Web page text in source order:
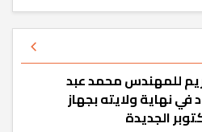
للمهندس محمد عبد
نهاية ولايته بجهاز
الجديدة